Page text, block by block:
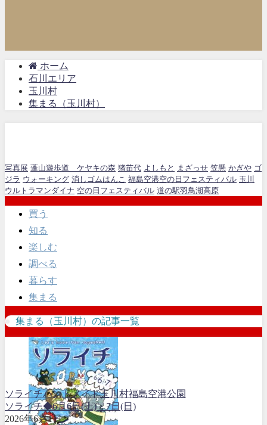
ホーム
石川エリア
玉川村
集まる（玉川村）
写真展 蓬山遊歩道 ケヤキの森 猪苗代 よしもと まざっせ 笠懸 かぎや ゴ
ジラ ウォーキング 消しゴムはんこ 福島空港空の日フェスティバル 玉川
ウルトラマンダイナ 空の日フェスティバル 道の駅羽鳥湖高原
買う
知る
楽しむ
調べる
暮らす
集まる
集まる（玉川村）の記事一覧
ソライチハンドメイド玉川村福島空港公園
ソライチ◆6月6日(土)・7日(日)
2026年6月1日